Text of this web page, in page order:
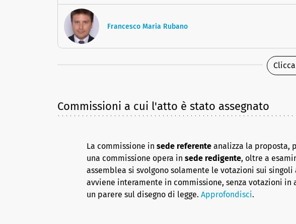
Francesco Maria Rubano
Commissioni a cui l'atto è stato assegnato
La commissione in sede referente analizza la proposta,
una commissione opera in sede redigente, oltre a
assemblea si svolgono solamente le votazioni sui
avviene interamente in commissione, senza votazioni in
un parere sul disegno di legge. Approfondisci.